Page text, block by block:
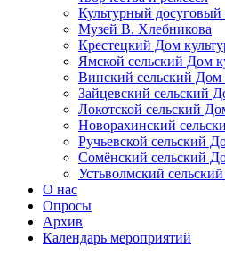
Культурный досуговый
Музей В. Хлебникова
Крестецкий Дом
Ямской сельский Дом
Винский сельский Дом
Зайцевский сельский
Локотской сельский
Новорахинский
Ручьевской сельский
Сомёнский сельский
Устьволмский
О нас
Опросы
Архив
Календарь мероприятий